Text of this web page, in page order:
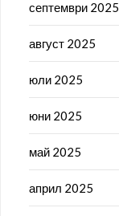
септември 2025
август 2025
юли 2025
юни 2025
май 2025
април 2025